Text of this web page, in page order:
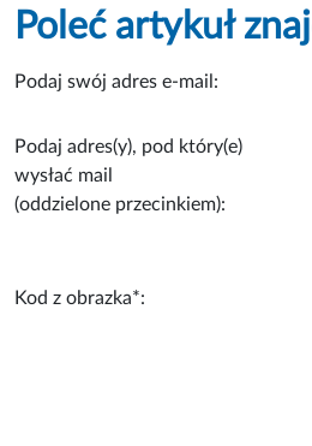
Poleć artykuł
Podaj swój adres e-mail:
Podaj adres(y), pod który(e)
wysłać mail
(oddzielone przecinkiem):
Kod z obrazka*: